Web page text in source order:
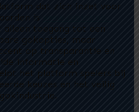
dat zich inzet voor
is
toegang tot een
gokopties, maar
op transparantie en
informatie en
het platform spelers bij
keuzes en het veilig